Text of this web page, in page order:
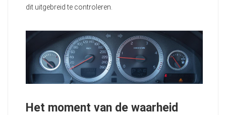
dit uitgebreid te controleren.
Het moment van de waarheid